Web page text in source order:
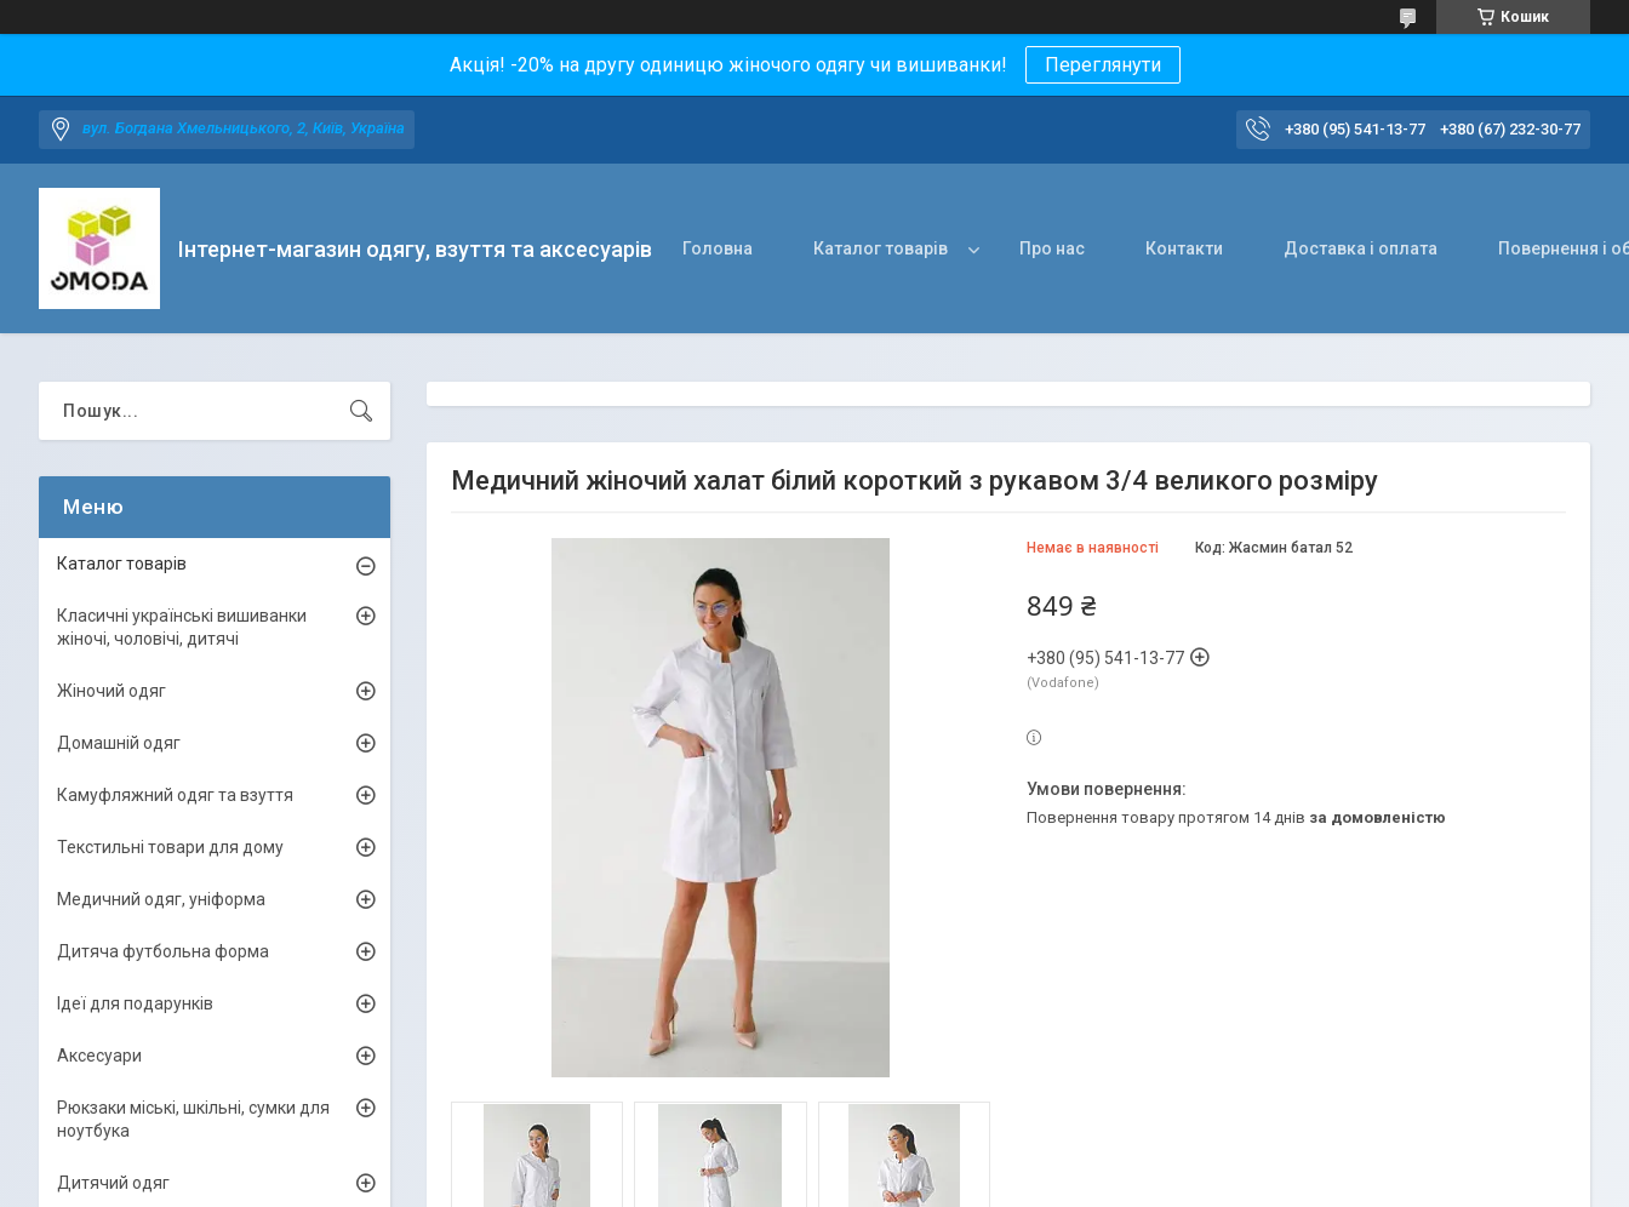
Кошик
Акція! -20% на другу одиницю жіночого одягу чи вишиванки! Переглянути
вул. Богдана Хмельницького, 2, Київ, Україна +380 (95) 541-13-77 +380 (67) 232-30-77
Інтернет-магазин одягу, взуття та аксесуарів Головна Каталог товарів Про нас Контакти Доставка і оплата Повернення і
Медичний жіночий халат білий короткий з рукавом 3/4 великого розміру
Немає в наявності Код: Жасмин батал 52
849 ₴
+380 (95) 541-13-77
Vodafone
повернення товару протягом 14 днів за домовленістю
Каталог товарів
Класичні українські вишиванки
жіночі, чоловічі, дитячі
Жіночий одяг
Домашній одяг
Камуфляжний одяг та взуття
Текстильні товари для дому
Медичний одяг, уніформа
Дитяча футбольна форма
Ідеї для подарунків
Аксесуари
Рюкзаки міські, шкільні, сумки для
ноутбука
Дитячий одяг